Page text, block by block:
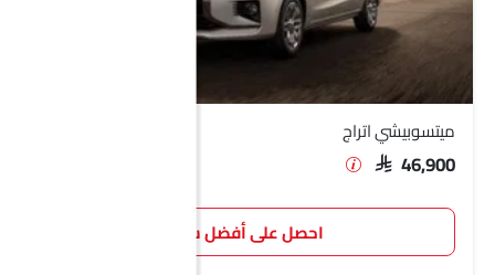
ميتسوبيشي اتراج
SAR 46,900
احصل على أفضل سعر